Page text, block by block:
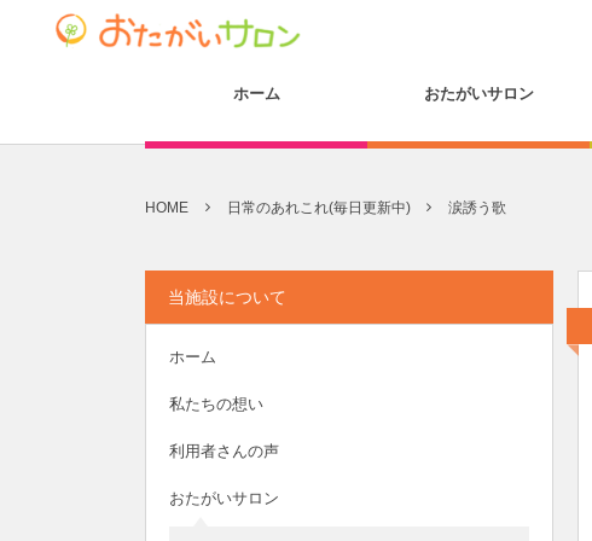
ホーム おたがいサロン
HOME 日常のあれこれ(毎日更新中) 涙誘う歌
当施設について
ホーム
私たちの想い
利用者さんの声
おたがいサロン